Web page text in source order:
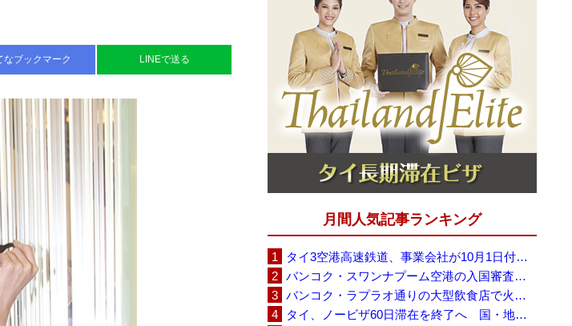
なブックマーク LINEで送る
月間人気記事ランキング
タイ3空港高速鉄道、事業会社が10月1日付の契約終了を通知 「現時点での撤退決定ではない」
バンコク・スワンナプーム空港の入国審査に長蛇の列、SNSで「3～4時間待ち」との投稿が拡散
バンコク・ラプラオ通りの大型飲食店で火災、27人死亡・多数負傷
タイ、ノービザ60日滞在を終了へ 国・地域別に30日・15日へ再編